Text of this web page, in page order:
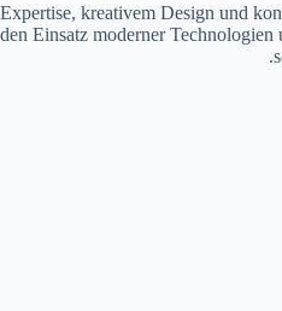
kreativem Design und
Einsatz moderner